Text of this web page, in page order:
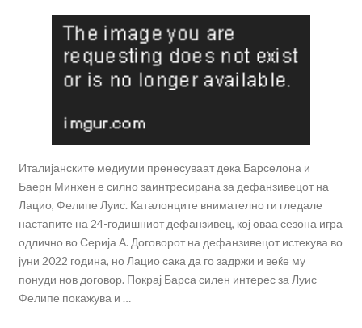
Италијанските медиуми пренесуваат дека Барселона и
Баерн Минхен е силно заинтресирана за дефанзивецот на
Лацио, Фeлипе Луис. Каталонците внимателно ги гледале
настапите на 24-годишниот дефанзивец, кој оваа сезона игра
одлично во Серија А. Договорот на дефанзивецот истекува во
јуни 2022 година, но Лацио сака да го задржи и веќе му
понуди нов договор. Покрај Барса силен интерес за Луис
Фелипе покажува и …